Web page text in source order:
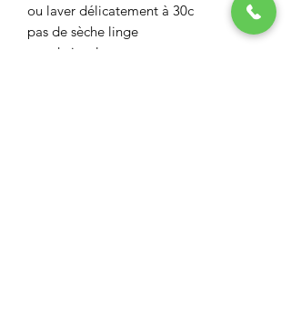
ou laver délicatement à 30c
pas de sèche linge
pas de javel